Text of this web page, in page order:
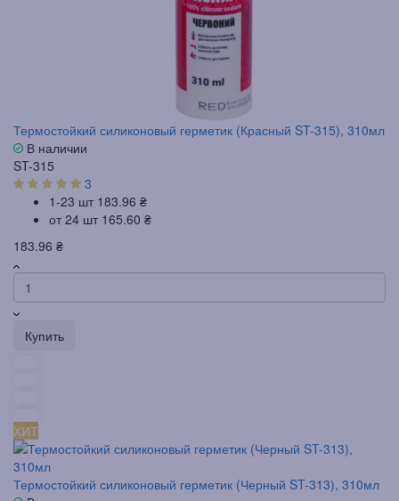
Термостойкий силиконовый герметик (Красный ST-315), 310мл
В наличии
ST-315
3
1-23 шт 183.96 ₴
от 24 шт 165.60 ₴
183.96 ₴
Купить
ХИТ
Термостойкий силиконовый герметик (Черный ST-313), 310мл